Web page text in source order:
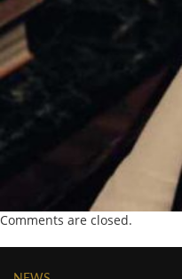
Comments are closed.